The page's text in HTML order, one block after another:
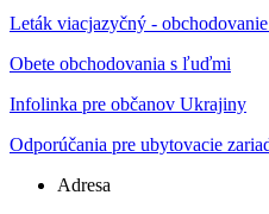
Leták viacjazyčný -
Obete obchodovania s ľuďmi
Infolinka pre občanov Ukrajiny
Odporúčania pre ubytovacie
Adresa